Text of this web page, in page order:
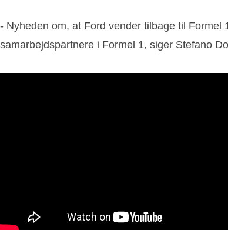
- Nyheden om, at Ford vender tilbage til
samarbejdspartnere i Formel 1, siger Stefano